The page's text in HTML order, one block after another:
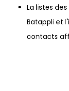
La listes
Batappli et
contacts